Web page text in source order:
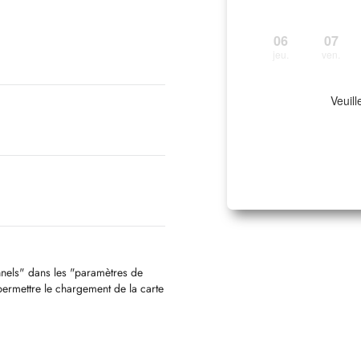
06 07
dans les "paramètres de
le chargement de la carte